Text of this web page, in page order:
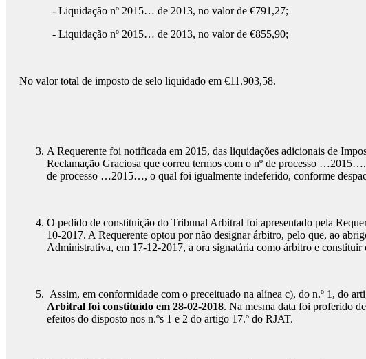
- Liquidação nº 2015… de 2013, no valor de €791,27;
- Liquidação nº 2015… de 2013, no valor de €855,90;
No valor total de imposto de selo liquidado em €11.903,58.
A Requerente foi notificada em 2015, das liquidações adicionais de
Reclamação Graciosa que correu termos com o nº de processo
de processo …2015…, o qual foi igualmente indeferido, conforme
O pedido de constituição do Tribunal Arbitral foi apresentado pela
10-2017. A Requerente optou por não designar árbitro, pelo que, ao
Administrativa, em 17-12-2017, a ora signatária como árbitro e
Assim, em conformidade com o preceituado na alínea c), do n.º 1, do
Arbitral foi constituído em 28-02-2018. Na mesma data foi proferido
efeitos do disposto nos n.ºs 1 e 2 do artigo 17.º do RJAT.